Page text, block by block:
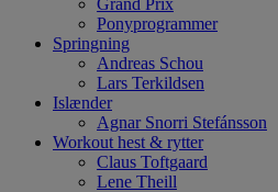
Grand Prix
Ponyprogrammer
Springning
Andreas Schou
Lars Terkildsen
Islænder
Agnar Snorri Stefánsson
Workout hest & rytter
Claus Toftgaard
Lene Theill